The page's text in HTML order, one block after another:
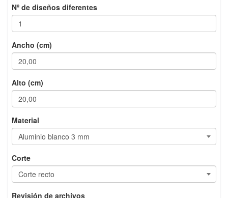
Nº de diseños diferentes
Ancho (cm)
Alto (cm)
Material
Corte
Revisión de archivos